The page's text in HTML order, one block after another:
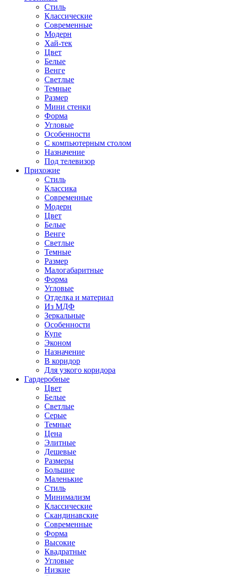
Стиль
Классические
Современные
Модерн
Хай-тек
Цвет
Белые
Венге
Светлые
Темные
Размер
Мини стенки
Форма
Угловые
Особенности
С компьютерным столом
Назначение
Под телевизор
Прихожие
Стиль
Классика
Современные
Модерн
Цвет
Белые
Венге
Светлые
Темные
Размер
Малогабаритные
Форма
Угловые
Отделка и материал
Из МДФ
Зеркальные
Особенности
Купе
Эконом
Назначение
В коридор
Для узкого коридора
Гардеробные
Цвет
Белые
Светлые
Серые
Темные
Цена
Элитные
Дешевые
Размеры
Большие
Маленькие
Стиль
Минимализм
Классические
Скандинавские
Современные
Форма
Высокие
Квадратные
Угловые
Низкие